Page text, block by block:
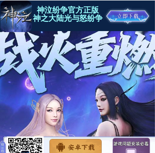
神泣纷争官方正版
神之大陆光与怒纷争